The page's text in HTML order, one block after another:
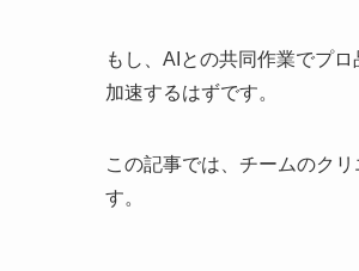
もし、AIとの共同作業でプ
加速するはずです。
この記事では、チームのク
す。